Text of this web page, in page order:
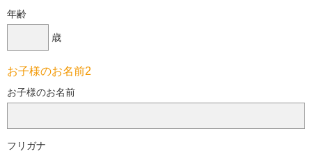
年齢
歳
お子様のお名前2
お子様のお名前
フリガナ